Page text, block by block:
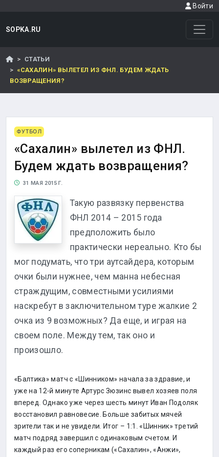
Войти
SOPKA.RU
СТАТЬИ
«САХАЛИН» ВЫЛЕТЕЛ ИЗ ФНЛ. БУДЕМ ЖДАТЬ
ВОЗВРАЩЕНИЯ?
ФУТБОЛ
«Сахалин» вылетел из ФНЛ.
Будем ждать возвращения?
31 МАЯ 2015 Г.
Такую развязку первенства
ФНЛ 2014 – 2015 года
предположить было
практически нереально. Кто бы
мог подумать, что три аутсайдера, которым
очки были нужнее, чем манна небесная
страждущим, совместными усилиями
наскребут в заключительном туре жалкие 2
очка из 9 возможных? Да еще, и играя на
своем поле. Между тем, так оно и
произошло.
«Балтика» матч с «Шинником» начала за здравие, и
уже на 12-й минуте Артурс Зюзинс вывел хозяев поля
вперед. Однако уже через шесть минут Иван Подоляк
восстановил равновесие. Больше забитых мячей
зрители так и не увидели. Итог – 1:1. «Шинник» третий
матч подряд завершил с одинаковым счетом. И
каждый раз его соперникам («Сахалин», «Анжи»,